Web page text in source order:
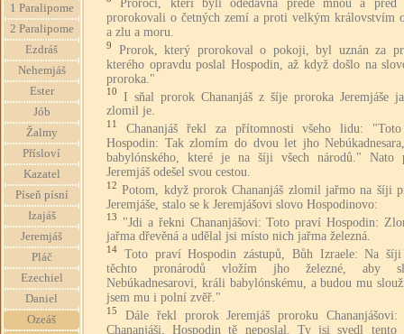
1 Paralipome
2 Paralipome
Ezdráš
Nehemjáš
Ester
Jób
Žalmy
Přísloví
Kazatel
Píseň písní
Izajáš
Jeremjáš
Pláč
Ezechiel
Daniel
Ozeáš
Proroci, kteří byli odedávna přede mnou a před
prorokovali o četných zemí a proti velkým královstvím
a zlu a moru.
9
Prorok, který prorokoval o pokoji, byl uznán za
kterého opravdu poslal Hospodin, až když došlo na
proroka."
10
I sňal prorok Chananjáš z šíje proroka Jeremjáše
zlomil je.
11
Chananjáš řekl za přítomnosti všeho lidu:
Hospodin: Tak zlomím do dvou let jho
babylónského, které je na šíji všech národů." Nato
Jeremjáš odešel svou cestou.
12 Potom, když prorok Chananjáš zlomil jařmo na šíji
Jeremjáše, stalo se k Jeremjášovi slovo Hospodinovo:
13
"Jdi a řekni Chananjášovi: Toto praví Hospodin:
jařma dřevěná a udělal jsi místo nich jařma železná.
14
Toto praví Hospodin zástupů, Bůh Izraele: Na šíji
těchto pronárodů vložím jho železné, aby
Nebúkadnesarovi, králi babylónskému, a budou mu
jsem mu i polní zvěř."
15
Dále řekl prorok Jeremjáš proroku Chananjášovi:
Chananjáši, Hospodin tě neposlal. Ty jsi svedl